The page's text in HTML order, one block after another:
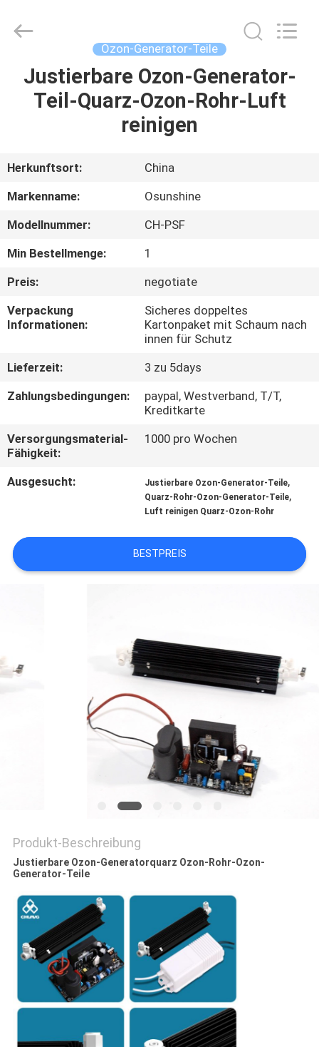
HAUS
ÜBER
UNS
FABRIK-
AUSFLUG
QUALITÄTSKONTROLLE
SIE
MIT
IN
VERBINDUNG
MERCHANTS
PRIVACY
POLICY
Rights
Ozon-Generator-Teile
Justierbare Ozon-Generator-
Teil-Quarz-Ozon-Rohr-Luft
reinigen
Herkunftsort:
China
Markenname:
Osunshine
Modellnummer:
CH-PSF
Min Bestellmenge:
1
Preis:
negotiate
Verpackung
Informationen:
Sicheres doppeltes
Kartonpaket mit Schaum nach
innen für Schutz
Lieferzeit:
3 zu 5days
Zahlungsbedingungen:
paypal, Westverband, T/T,
Kreditkarte
Versorgungsmaterial-
Fähigkeit:
1000 pro Wochen
Ausgesucht: Justierbare Ozon-Generator-Teile,
Quarz-Rohr-Ozon-Generator-Teile,
Luft reinigen Quarz-Ozon-Rohr
BESTPREIS
Produkt-Beschreibung
Justierbare Ozon-Generatorquarz Ozon-Rohr-Ozon-
Generator-Teile